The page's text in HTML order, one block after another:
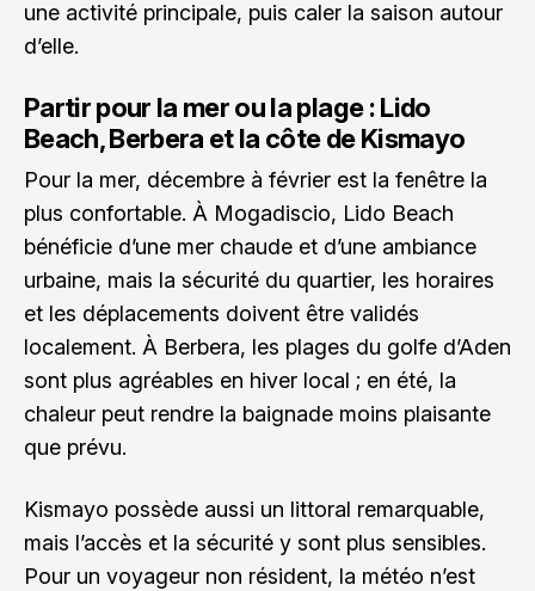
une activité principale, puis caler la saison autour
d’elle.
Partir pour la mer ou la plage : Lido
Beach, Berbera et la côte de Kismayo
Pour la mer, décembre à février est la fenêtre la
plus confortable. À Mogadiscio, Lido Beach
bénéficie d’une mer chaude et d’une ambiance
urbaine, mais la sécurité du quartier, les horaires
et les déplacements doivent être validés
localement. À Berbera, les plages du golfe d’Aden
sont plus agréables en hiver local ; en été, la
chaleur peut rendre la baignade moins plaisante
que prévu.
Kismayo possède aussi un littoral remarquable,
mais l’accès et la sécurité y sont plus sensibles.
Pour un voyageur non résident, la météo n’est